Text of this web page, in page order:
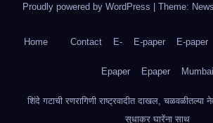
Proudly powered by WordPress | Theme:
Home Contact E- E-paper E-paper
Epaper Epaper Mumbai
शिंदे गटाची रणरागिणी राष्ट्रवादीत दाखल,
सुधाकर घारेंना साथ